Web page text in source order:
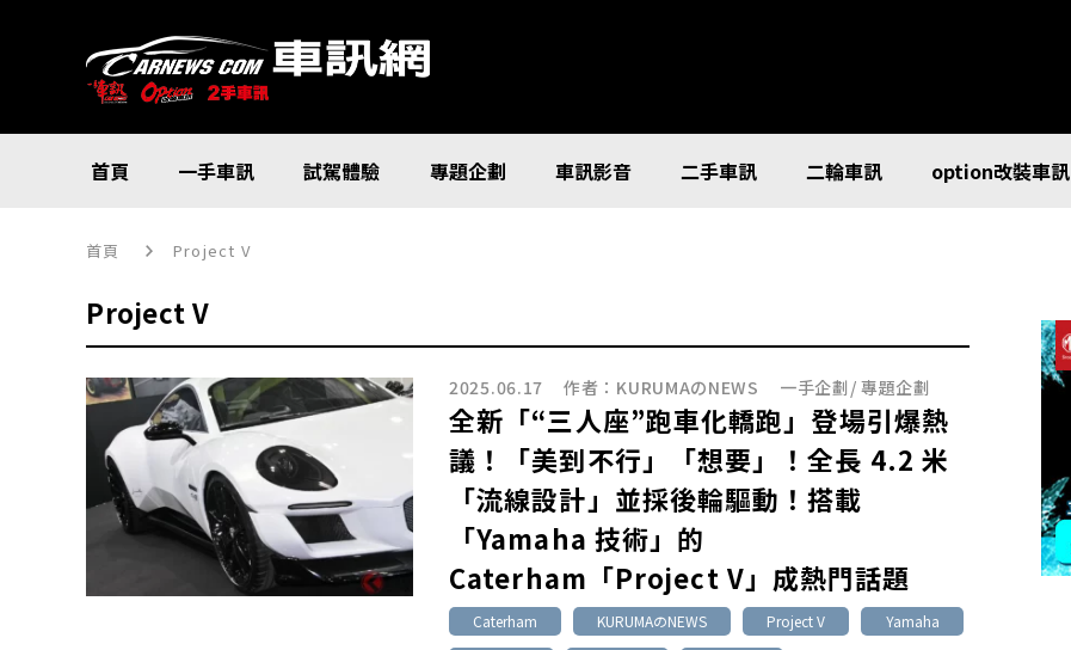
首頁 一手車訊 試駕體驗 專題企劃 車訊影音 二手車訊 二輪車訊 option改裝車訊
首頁 Project V
Project V
2025.06.17 作者： KURUMAのNEWS 一手企劃 /專題企劃
全新「“三人座”跑車化轎跑」登場引爆熱
議！「美到不行」「想要」！全長 4.2 米
「流線設計」並採後輪驅動！搭載
「Yamaha 技術」的
Caterham「Project V」成熱門話題
Caterham KURUMAのNEWS Project V
Yamaha